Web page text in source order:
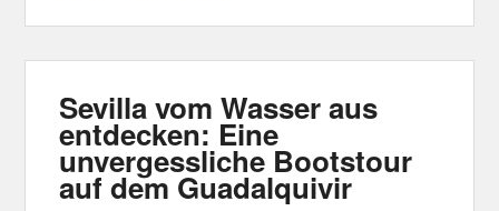
Sevilla vom Wasser aus
entdecken: Eine
unvergessliche Bootstour
auf dem Guadalquivir